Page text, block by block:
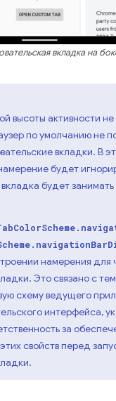
вкладка на
высоты активности
по умолчанию не
вкладки. В
будет
будет
намерения для
Это связано с
схему ведущего
интерфейса,
за
свойств перед